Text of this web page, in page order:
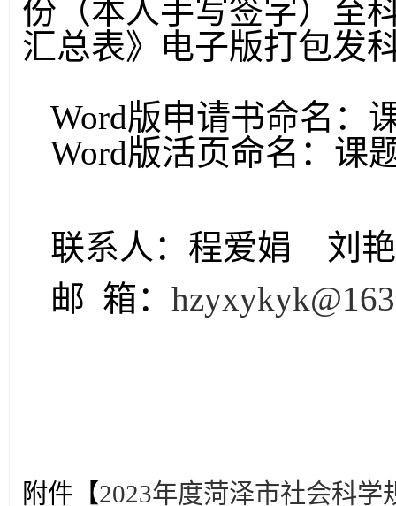
份（本人手写签字）至
汇总表》电子版打包发
Word版申请书命名：
Word版活页命名：课
联系人：程爱娟
刘
邮 箱：
附件【2023年度菏泽市社会科学